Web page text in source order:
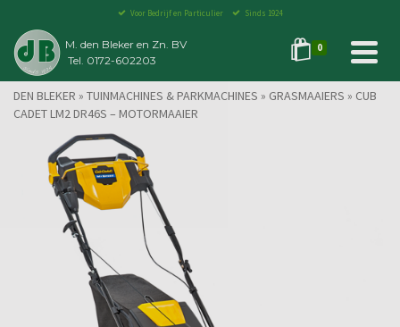
Voor Bedrijf en Particulier Sinds 1924
M. den Bleker en Zn. BV
Tel. 0172-602203
0
DEN BLEKER » TUINMACHINES & PARKMACHINES » GRASMAAIERS » CUB
CADET LM2 DR46S – MOTORMAAIER